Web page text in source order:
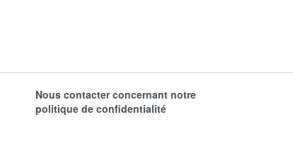
Nous contacter concernant notre
politique de confidentialité